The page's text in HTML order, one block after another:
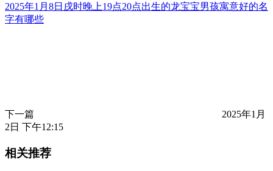
2025年1月8日戌时晚上19点20点出生的龙宝宝男孩寓意好的名
字有哪些
下一篇
2025年1月
2日 下午12:15
相关推荐